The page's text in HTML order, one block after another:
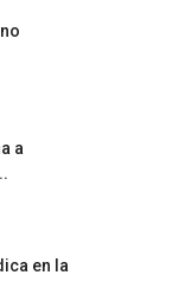
a
en la